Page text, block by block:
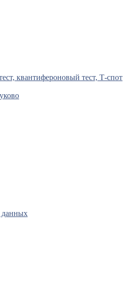
квантифероновый тест, Т-спот
данных